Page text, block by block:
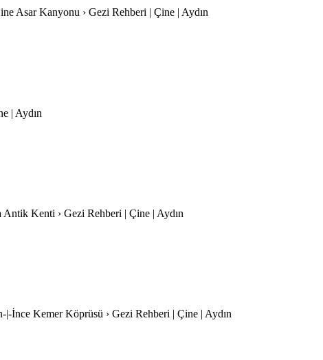
Asar Kanyonu › Gezi Rehberi | Çine | Aydın
| Aydın
Kenti › Gezi Rehberi | Çine | Aydın
İnce Kemer Köprüsü › Gezi Rehberi | Çine | Aydın